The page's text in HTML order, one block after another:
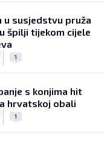
u susjedstvu pruža
špilji tijekom cijele
| 1
s konjima hit
hrvatskoj obali
| 1